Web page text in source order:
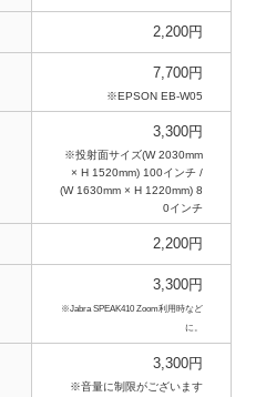
2,200円
7,700円
※EPSON EB-W05
3,300円
※投射面サイズ(W 2030mm
× H 1520mm) 100インチ /
(W 1630mm × H 1220mm) 8
0インチ
2,200円
3,300円
※Jabra SPEAK410 Zoom利用時など
に。
3,300円
※音量に制限がございます